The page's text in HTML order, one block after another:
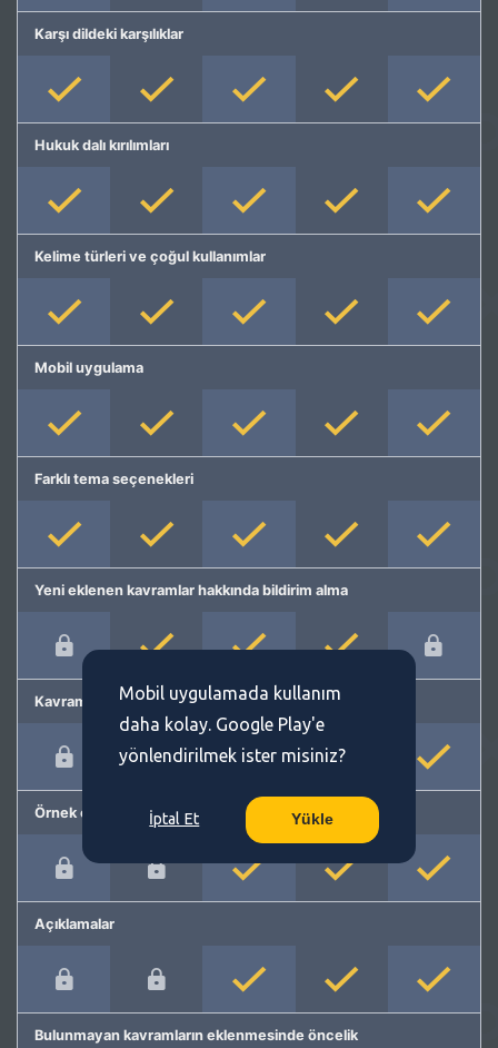
Karşı dildeki karşılıklar
Hukuk dalı kırılımları
Kelime türleri ve çoğul kullanımlar
Mobil uygulama
Farklı tema seçenekleri
Yeni eklenen kavramlar hakkında bildirim alma
Kavram önerme
Örnek cümleler
Açıklamalar
Bulunmayan kavramların eklenmesinde öncelik
Mobil uygulamada kullanım
daha kolay. Google Play'e
yönlendirilmek ister misiniz?
İptal Et Yükle